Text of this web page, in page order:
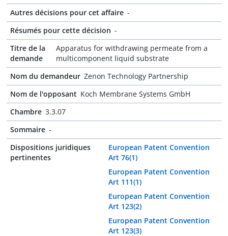
Autres décisions pour cet affaire -
Résumés pour cette décision -
Titre de la
demande
Apparatus for withdrawing permeate from a
multicomponent liquid substrate
Nom du demandeur Zenon Technology Partnership
Nom de l'opposant Koch Membrane Systems GmbH
Chambre 3.3.07
Sommaire -
Dispositions juridiques
pertinentes
European Patent Convention
Art 76(1)
European Patent Convention
Art 111(1)
European Patent Convention
Art 123(2)
European Patent Convention
Art 123(3)